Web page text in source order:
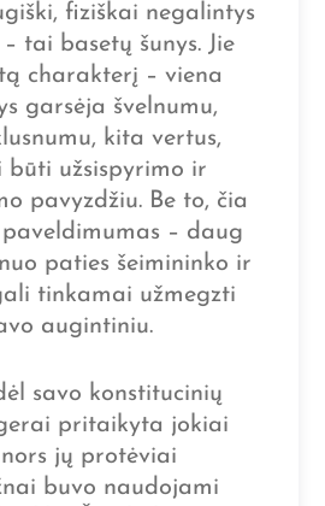
fiziškai negalintys
tai basetų šunys. Jie
charakterį – viena
garsėja švelnumu,
kita vertus,
užsispyrimo ir
pavyzdžiu. Be to, čia
– daug
paties šeimininko ir
tinkamai užmegzti
augintiniu.
savo konstitucinių
pritaikyta jokiai
jų protėviai
buvo naudojami